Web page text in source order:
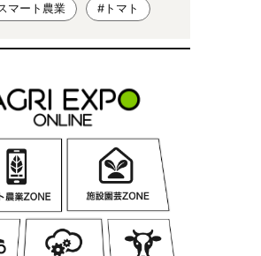
マート農業 #トマト